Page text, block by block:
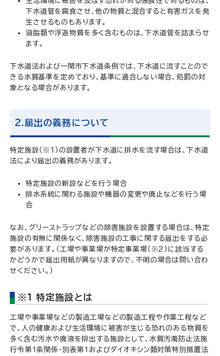
下水道管を腐食させ、他の物質と混合すると有害ガスを発
生させるものもあります。
油脂類や浮遊物質を多く含むものは、下水道管を詰まらせ
ます。
下水道法および一関市下水道条例では、下水道に流すことので
きる水質基準を定めており、基準に適合しない場合、処罰の対
象となる場合があります。
2.届出の義務について
特定施設（※1）の設置者が下水道に排水を流す場合は、下水道
法により届出の義務があります。
特定施設の新設などを行う場合
排水系統に関わる施設や機器の変更や廃止などを行う場
合
なお、グリーストラップなどの除害施設を設置する場合は、特定
施設の有無に関係なく、除害施設の工事に関する届出をする必
要があります。（工場や事業場が特定事業場（※2）に該当する
かどうかで届出用紙が異なりますので、不明の場合は問い合わ
せください。）
※1 特定施設とは
工場や事業場などの製造工場などの製造工程や作業工程など
で、人の健康および生活環境に被害が生じる恐れのある物質を
多く含む汚水や廃液を排出する施設として、水質汚濁防止法施
行令第1条関係・別表第1およびダイオキシン類対策特別措置法